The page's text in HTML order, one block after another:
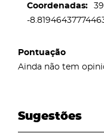
Coordenadas
-
Pontuação
Ainda não tem
Sugestões